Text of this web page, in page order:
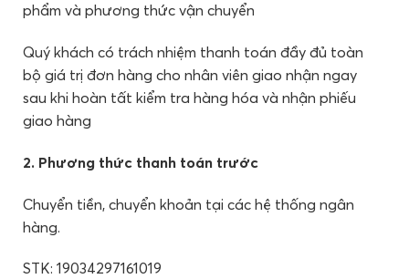
phẩm và phương thức vận chuyển
Quý khách có trách nhiệm thanh toán đầy đủ toàn
bộ giá trị đơn hàng cho nhân viên giao nhận ngay
sau khi hoàn tất kiểm tra hàng hóa và nhận phiếu
giao hàng
2. Phương thức thanh toán trước
Chuyển tiền, chuyển khoản tại các hệ thống ngân
hàng.
STK: 19034297161019